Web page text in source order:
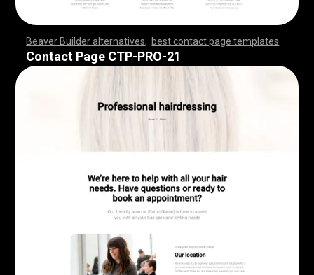
Beaver Builder alternatives best contact page templates
,,,,,,,,,,,,,,,,,,,,,,,,,,,,, ,,,,,,,,,,,,,,,,,,,,,,,,,,,,,,,,
,,,,,,,,,,,,,,,
Contact Page CTP-PRO-21